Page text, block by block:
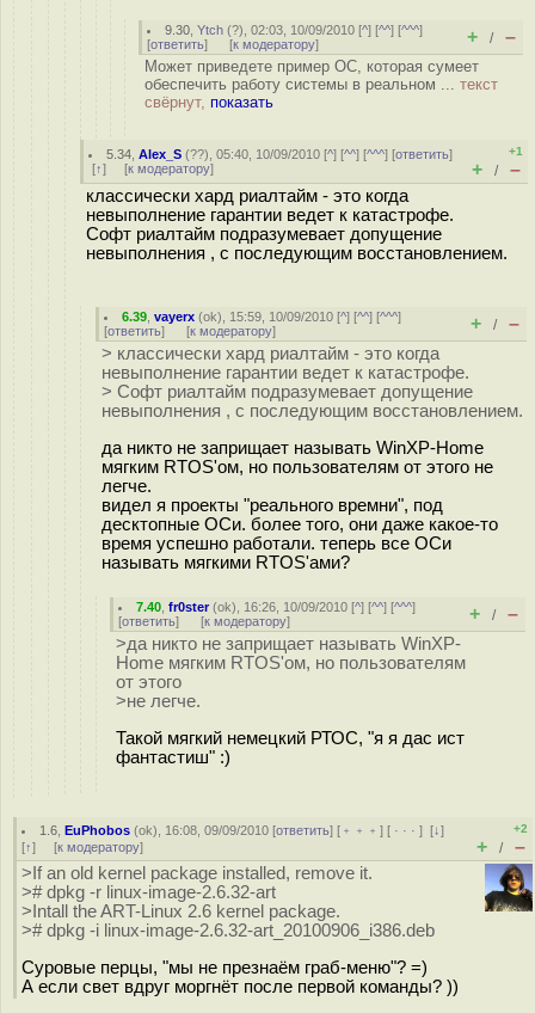
9.30 ,Ytch (?), 02:03, 10/09/2010 [^] [^^] [^^^]
[ответить] [к модератору] + / –
Может приведете пример ОС, которая сумеет
обеспечить работу системы в реальном ... текст
свёрнут, показать
5.34 ,Alex_S (??), 05:40, 10/09/2010 [^] [^^] [^^^] [ответить]
[↑] [к модератору]
+1
+ / –
классически хард риалтайм - это когда
невыполнение гарантии ведет к катастрофе.
Софт риалтайм подразумевает допущение
невыполнения , с последующим восстановлением.
6.39 ,vayerx (ok), 15:59, 10/09/2010 [^] [^^] [^^^]
[ответить] [к модератору] + / –
> классически хард риалтайм - это когда
невыполнение гарантии ведет к катастрофе.
> Софт риалтайм подразумевает допущение
невыполнения , с последующим восстановлением.
да никто не заприщает называть WinXP-Home
мягким RTOS'ом, но пользователям от этого не
легче.
видел я проекты "реального времни", под
десктопные ОСи. более того, они даже какое-то
время успешно работали. теперь все ОСи
называть мягкими RTOS'ами?
7.40 ,fr0ster(ok), 16:26, 10/09/2010 [^] [^^] [^^^]
[ответить] [к модератору] + / –
>да никто не заприщает называть WinXP-
Home мягким RTOS'ом, но пользователям
от этого
>не легче.
Такой мягкий немецкий РТОС, "я я дас ист
фантастиш" :)
1.6 ,EuPhobos (ok), 16:08, 09/09/2010 [ответить] [ ﹢﹢﹢] [ · · ·][↓]
[↑] [к модератору]
+2
+ / –
>If an old kernel package installed, remove it.
># dpkg -r linux-image-2.6.32-art
>Intall the ART-Linux 2.6 kernel package.
># dpkg -i linux-image-2.6.32-art_20100906_i386.deb
Суровые перцы, "мы не презнаём граб-меню"? =)
А если свет вдруг моргнёт после первой команды? ))